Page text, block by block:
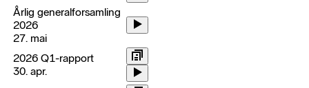
Årlig generalforsamling
2026
27. mai
2026 Q1-rapport
30. apr.